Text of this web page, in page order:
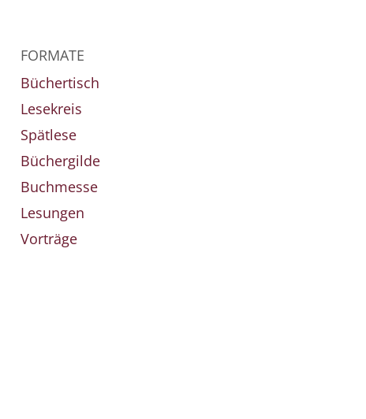
FORMATE
Büchertisch
Lesekreis
Spätlese
Büchergilde
Buchmesse
Lesungen
Vorträge